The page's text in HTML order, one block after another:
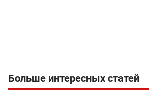
Больше интересных статей